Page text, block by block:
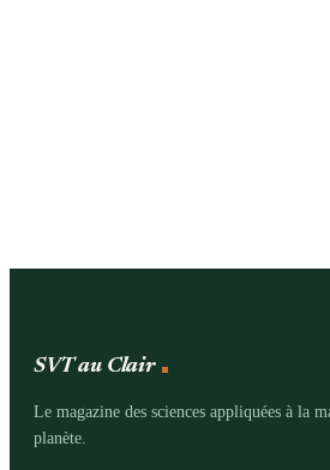
SVT au Clair
Le magazine des sciences appliquées à la
planète.